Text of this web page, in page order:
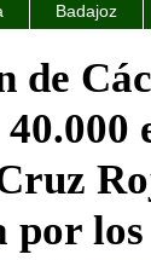
Badajoz
de
por